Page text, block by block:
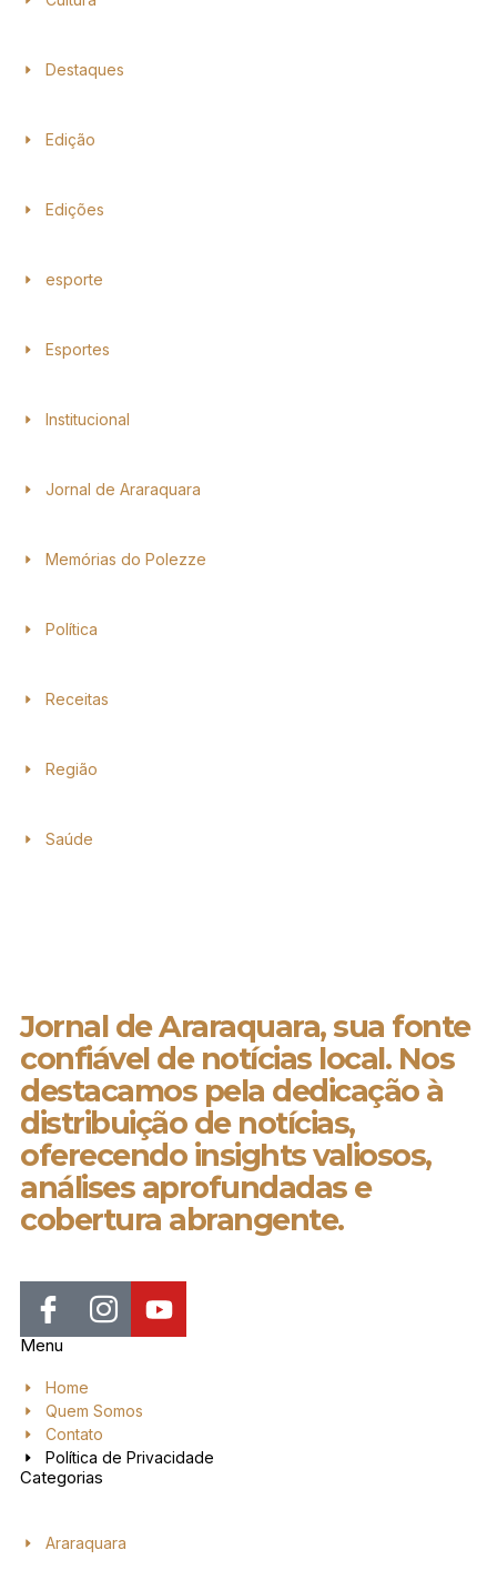
Destaques
Edição
Edições
esporte
Esportes
Institucional
Jornal de Araraquara
Memórias do Polezze
Política
Receitas
Região
Saúde
Jornal de Araraquara, sua fonte
confiável de notícias local. Nos
destacamos pela dedicação à
distribuição de notícias,
oferecendo insights valiosos,
análises aprofundadas e
cobertura abrangente.
Menu
Home
Quem Somos
Contato
Política de Privacidade
Categorias
Araraquara